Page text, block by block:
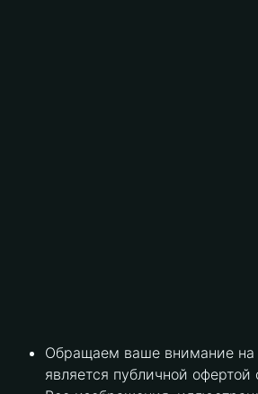
Обращаем ваше внимание на
является публичной